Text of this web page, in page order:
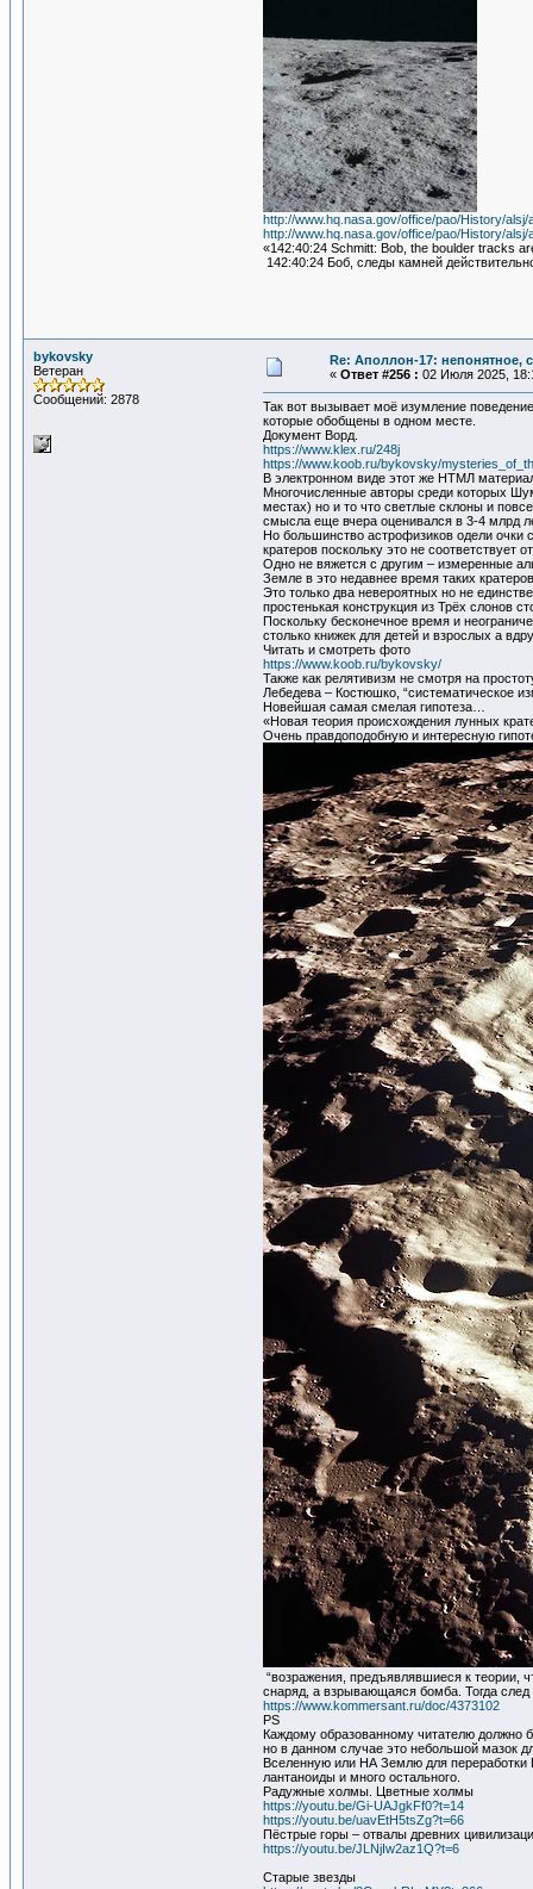
http://www.hq.nasa.gov/office/pao/History/
http://www.hq.nasa.gov/office/pao/History/
«142:40:24 Schmitt: Bob, the boulder tracks
142:40:24 Боб, следы камней
bykovsky
Ветеран
Сообщений: 2878
Re: Аполлон-17: непонятное,
« Ответ #256 : 02 Июля 2025,
Так вот вызывает моё изумление
которые обобщены в одном месте.
Документ Ворд.
https://www.klex.ru/248j
https://www.koob.ru/bykovsky/
В электронном виде этот же НТМЛ
Многочисленные авторы среди которых
местах) но и то что светлые склоны и
смысла еще вчера оценивался в 3-4 млрд
Но большинство астрофизиков одели очки
кратеров поскольку это не
Одно не вяжется с другим – измеренные
Земле в это недавнее время таких
Это только два невероятных но не
простенькая конструкция из Трёх слонов
Поскольку бесконечное время и
столько книжек для детей и взрослых а
Читать и смотреть фото
https://www.koob.ru/bykovsky/
Также как релятивизм не смотря на
Лебедева – Костюшко, “систематическое
Новейшая самая смелая гипотеза…
«Новая теория происхождения лунных
Очень правдоподобную и интересную
“возражения, предъявлявшиеся к теории,
снаряд, а взрывающаяся бомба. Тогда
https://www.kommersant.ru/doc/4373102
PS
Каждому образованному читателю должно
но в данном случае это небольшой мазок
Вселенную или НА Землю для переработки
лантаноиды и много остального.
Радужные холмы. Цветные холмы
https://youtu.be/Gi-UAJgkFf0?t=14
https://youtu.be/uavEtH5tsZg?t=66
Пёстрые горы – отвалы древних
https://youtu.be/JLNjIw2az1Q?t=6
Старые звезды